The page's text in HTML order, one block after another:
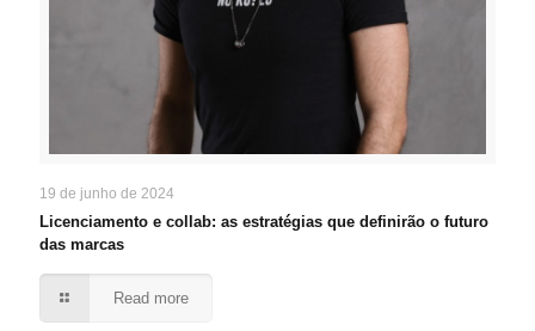
19 de junho de 2024
Licenciamento e collab: as estratégias que definirão o futuro
das marcas
Read more